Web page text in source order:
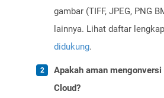
gambar (TIFF, JPEG, PNG
lainnya. Lihat daftar lengkap
didukung.
Apakah aman mengonversi
Cloud?